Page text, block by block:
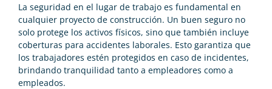
La seguridad en el lugar de trabajo es fundamental en
cualquier proyecto de construcción. Un buen seguro no
solo protege los activos físicos, sino que también incluye
coberturas para accidentes laborales. Esto garantiza que
los trabajadores estén protegidos en caso de incidentes,
brindando tranquilidad tanto a empleadores como a
empleados.